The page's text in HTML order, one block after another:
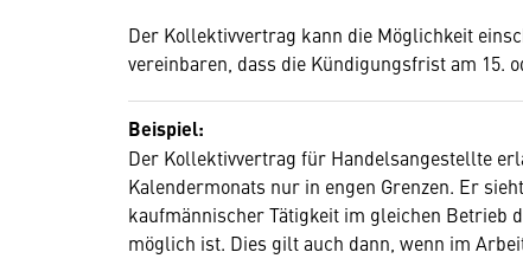
Der Kollektivvertrag kann die Möglichkeit
vereinbaren, dass die Kündigungsfrist am 15.
Beispiel:
Der Kollektivvertrag für Handelsangestellte
Kalendermonats nur in engen Grenzen. Er
kaufmännischer Tätigkeit im gleichen Betrieb
möglich ist. Dies gilt auch dann, wenn im